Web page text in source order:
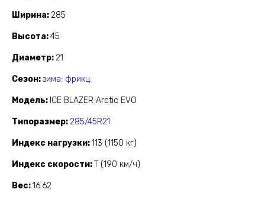
Ширина 285
Высота 45
Диаметр 21
Сезон зима: фрикц.
Модель ICE BLAZER Arctic EVO
Типоразмер 285/45R21
Индекс нагрузки 113 (1150 кг)
Индекс скорости T (190 км/ч)
Вес 16.62